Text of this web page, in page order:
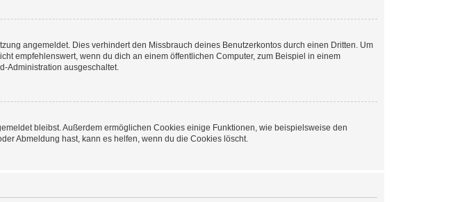
angemeldet. Dies verhindert den Missbrauch deines Benutzerkontos durch einen Dritten. Um
empfehlenswert, wenn du dich an einem öffentlichen Computer, zum Beispiel in einem
Administration ausgeschaltet.
bleibst. Außerdem ermöglichen Cookies einige Funktionen, wie beispielsweise den
Abmeldung hast, kann es helfen, wenn du die Cookies löscht.